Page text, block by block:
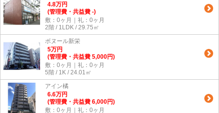
4.8万円
(管理費・共益費 -)
敷：0ヶ月｜礼：0ヶ月
2階 / 1LDK / 29.75㎡
ボヌール新栄
5万円
(管理費・共益費 5,000円)
敷：0ヶ月｜礼：0ヶ月
5階 / 1K / 24.01㎡
アイン橘
6.6万円
(管理費・共益費 6,000円)
敷：0ヶ月｜礼：0ヶ月